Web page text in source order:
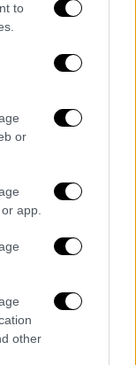
to
or
app.
other
του
και
με
της
βγουν